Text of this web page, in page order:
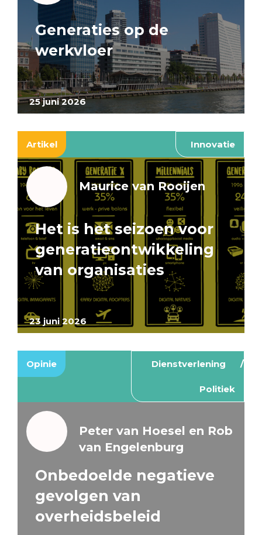
25 juni 2026
Generaties op de
werkvloer
Artikel Innovatie
23 juni 2026
Maurice van Rooijen
Het is het seizoen voor
generatieontwikkeling
van organisaties
Opinie Dienstverlening
Politiek
Peter van Hoesel en Rob
van Engelenburg
Onbedoelde negatieve
gevolgen van
overheidsbeleid